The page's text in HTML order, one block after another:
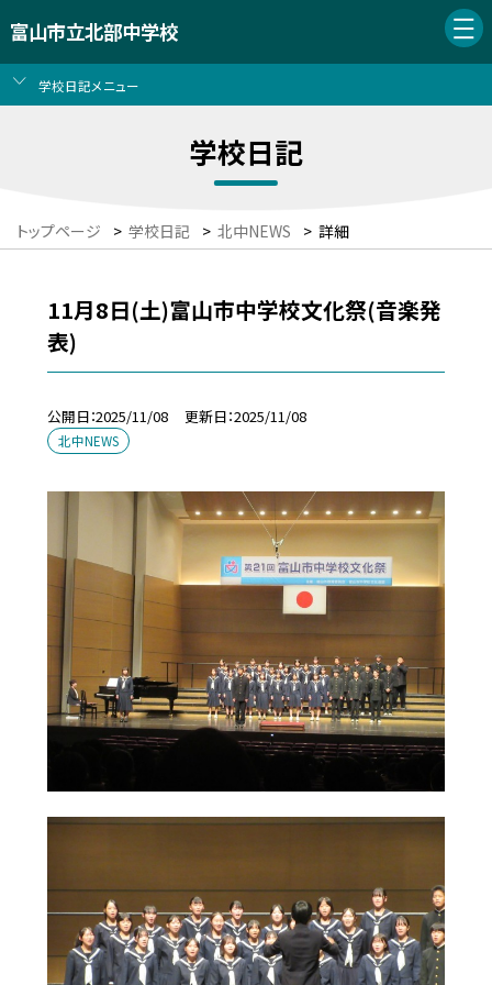
富山市立北部中学校
学校日記メニュー
学校日記
トップページ > 学校日記 > 北中NEWS > 詳細
11月8日(土)富山市中学校文化祭(音楽発
表)
公開日 2025/11/08 更新日 2025/11/08
北中NEWS